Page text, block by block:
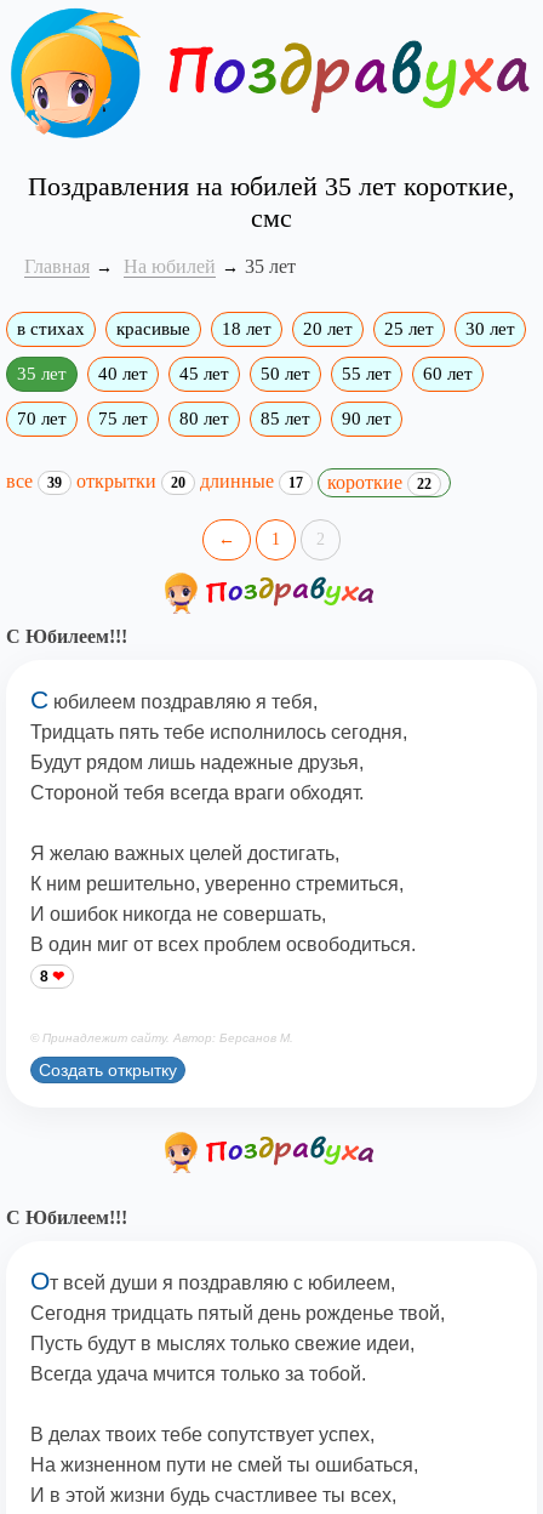
Поздравления на юбилей 35 лет короткие,
смс
Главная На юбилей 35 лет
в стихах красивые 18 лет 20 лет 25 лет 30 лет
35 лет 40 лет 45 лет 50 лет 55 лет 60 лет
70 лет 75 лет 80 лет 85 лет 90 лет
все 39 открытки 20 длинные 17 короткие 22
← 1 2
С Юбилеем!!!
С юбилеем поздравляю я тебя,
Тридцать пять тебе исполнилось сегодня,
Будут рядом лишь надежные друзья,
Стороной тебя всегда враги обходят.
Я желаю важных целей достигать,
К ним решительно, уверенно стремиться,
И ошибок никогда не совершать,
В один миг от всех проблем освободиться.
8
© Принадлежит сайту. Автор: Берсанов М.
Создать открытку
С Юбилеем!!!
От всей души я поздравляю с юбилеем,
Сегодня тридцать пятый день рожденье твой,
Пусть будут в мыслях только свежие идеи,
Всегда удача мчится только за тобой.
В делах твоих тебе сопутствует успех,
На жизненном пути не смей ты ошибаться,
И в этой жизни будь счастливее ты всех,